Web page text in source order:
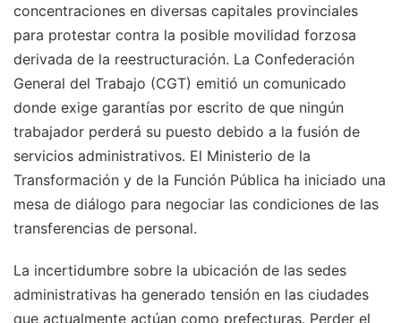
concentraciones en diversas capitales provinciales
para protestar contra la posible movilidad forzosa
derivada de la reestructuración. La Confederación
General del Trabajo (CGT) emitió un comunicado
donde exige garantías por escrito de que ningún
trabajador perderá su puesto debido a la fusión de
servicios administrativos. El Ministerio de la
Transformación y de la Función Pública ha iniciado una
mesa de diálogo para negociar las condiciones de las
transferencias de personal.
La incertidumbre sobre la ubicación de las sedes
administrativas ha generado tensión en las ciudades
que actualmente actúan como prefecturas. Perder el